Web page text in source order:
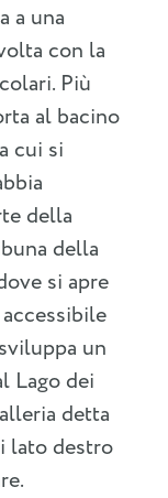
a una
con la
Più
al bacino
cui si
della
della
si apre
un
Lago dei
detta
lato destro